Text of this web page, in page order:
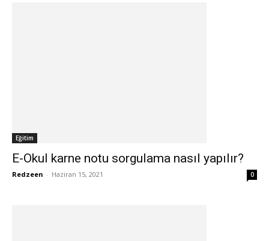
Eğitim
E-Okul karne notu sorgulama nasıl yapılır?
Redzeen - Haziran 15, 2021 0